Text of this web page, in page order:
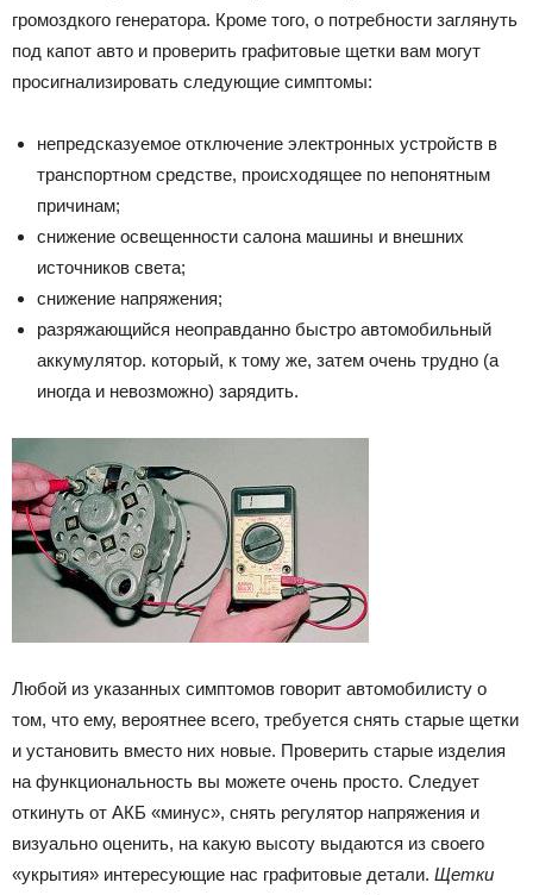
громоздкого генератора. Кроме того, о потребности заглянуть
под капот авто и проверить графитовые щетки вам могут
просигнализировать следующие симптомы:
непредсказуемое отключение электронных устройств в
транспортном средстве, происходящее по непонятным
причинам;
снижение освещенности салона машины и внешних
источников света;
снижение напряжения;
разряжающийся неоправданно быстро автомобильный
аккумулятор. который, к тому же, затем очень трудно (а
иногда и невозможно) зарядить.
Любой из указанных симптомов говорит автомобилисту о
том, что ему, вероятнее всего, требуется снять старые щетки
и установить вместо них новые. Проверить старые изделия
на функциональность вы можете очень просто. Следует
откинуть от АКБ «минус», снять регулятор напряжения и
визуально оценить, на какую высоту выдаются из своего
«укрытия» интересующие нас графитовые детали. Щетки